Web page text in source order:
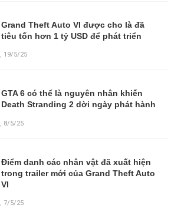
Grand Theft Auto VI được cho là đã
tiêu tốn hơn 1 tỷ USD để phát triển
, 19/5/25
GTA 6 có thể là nguyên nhân khiến
Death Stranding 2 dời ngày phát hành
8/5/25
Điểm danh các nhân vật đã xuất hiện
trong trailer mới của Grand Theft Auto
VI
,7/5/25